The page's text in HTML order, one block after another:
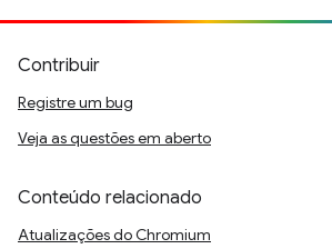
Contribuir
Registre um bug
Veja as questões em aberto
Conteúdo relacionado
Atualizações do Chromium